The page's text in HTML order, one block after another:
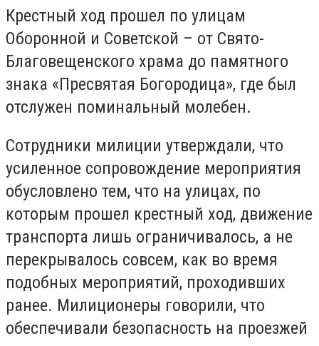
Крестный ход прошел по улицам
Оборонной и Советской – от Свято-
Благовещенского храма до памятного
знака «Пресвятая Богородица», где был
отслужен поминальный молебен.
Сотрудники милиции утверждали, что
усиленное сопровождение мероприятия
обусловлено тем, что на улицах, по
которым прошел крестный ход, движение
транспорта лишь ограничивалось, а не
перекрывалось совсем, как во время
подобных мероприятий, проходивших
ранее. Милиционеры говорили, что
обеспечивали безопасность на проезжей